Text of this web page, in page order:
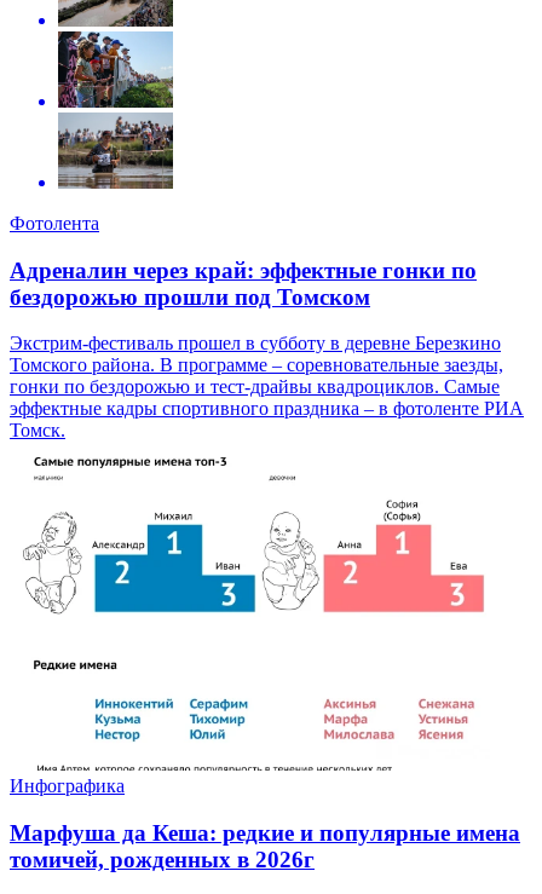
Фотолента
Адреналин через край: эффектные гонки по
бездорожью прошли под Томском
Экстрим-фестиваль прошел в субботу в деревне Березкино
Томского района. В программе – соревновательные заезды,
гонки по бездорожью и тест-драйвы квадроциклов. Самые
эффектные кадры спортивного праздника – в фотоленте РИА
Томск.
Инфографика
Марфуша да Кеша: редкие и популярные имена
томичей, рожденных в 2026г